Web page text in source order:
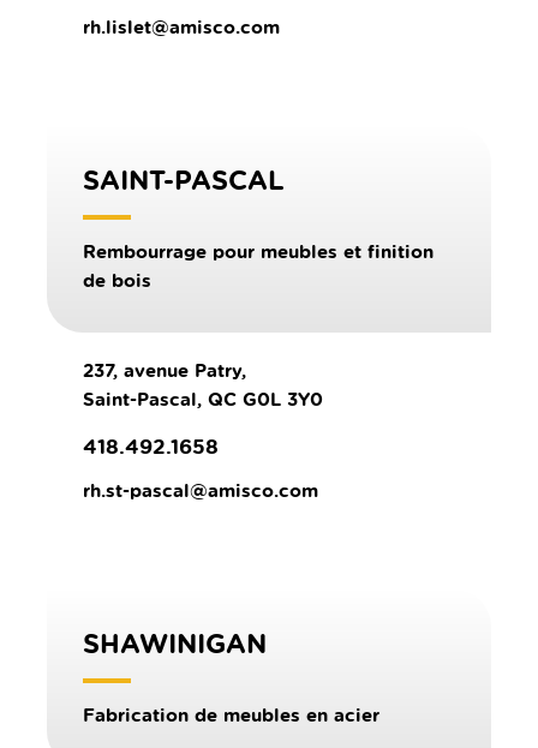
rh.lislet@amisco.com
SAINT-PASCAL
Rembourrage pour meubles et finition
de bois
237, avenue Patry,
Saint-Pascal, QC G0L 3Y0
418.492.1658
rh.st-pascal@amisco.com
SHAWINIGAN
Fabrication de meubles en acier